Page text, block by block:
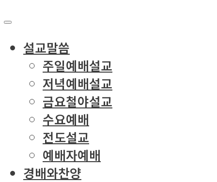
설교말씀
주일예배설교
저녁예배설교
금요철야설교
수요예배
전도설교
예배자예배
경배와찬양